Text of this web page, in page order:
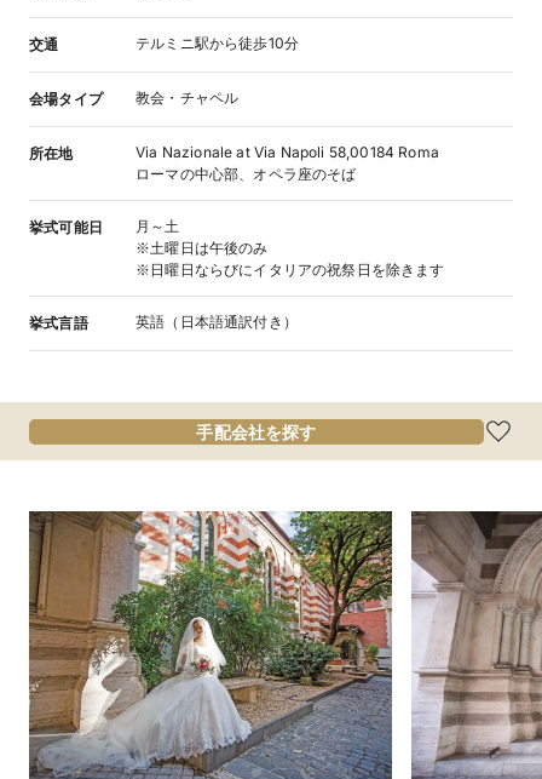
交通 テルミニ駅から徒歩10分
会場タイプ 教会・チャペル
所在地
Via Nazionale at Via Napoli 58,00184 Roma
ローマの中心部、オペラ座のそば
挙式可能日
月～土
※土曜日は午後のみ
※日曜日ならびにイタリアの祝祭日を除きます
挙式言語 英語（日本語通訳付き）
手配会社を探す